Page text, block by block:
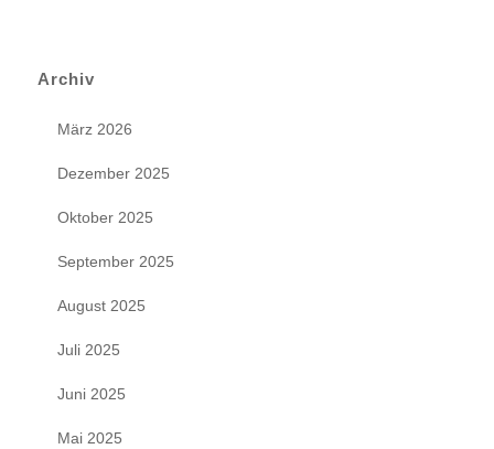
Archiv
März 2026
Dezember 2025
Oktober 2025
September 2025
August 2025
Juli 2025
Juni 2025
Mai 2025